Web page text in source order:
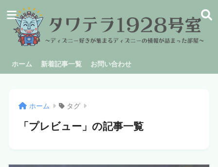
ホーム 新着記事一覧 お問い合わせ
ホーム タグ
「プレビュー」の記事一覧